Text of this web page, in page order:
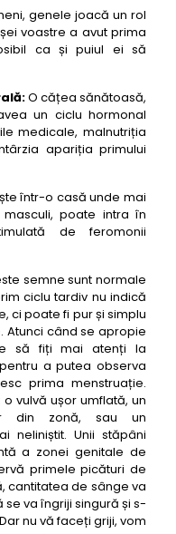
genele joacă un rol
voastre a avut prima
ca și puiul ei să
O cățea sănătoasă,
un ciclu hormonal
medicale, malnutriția
apariția primului
într-o casă unde mai
poate intra în
de feromonii
semne sunt normale
ciclu tardiv nu indică
ci poate fi pur și simplu
Atunci când se apropie
să fiți mai atenți la
a putea observa
prima menstruație.
vulvă ușor umflată, un
din zonă, sau un
neliniștit. Unii stăpâni
a zonei genitale de
primele picături de
cantitatea de sânge va
va îngriji singură și s-
nu vă faceți griji, vom